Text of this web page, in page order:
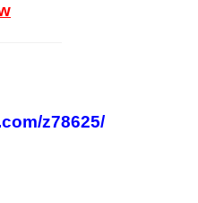
z78625/